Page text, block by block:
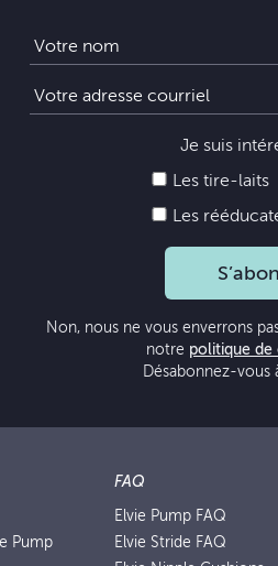
Je suis
Les tire-laits
Les
Non, nous ne vous enverrons
notre politique de
Désabonnez-
Pump
FAQ
Elvie Pump FAQ
Elvie Stride FAQ